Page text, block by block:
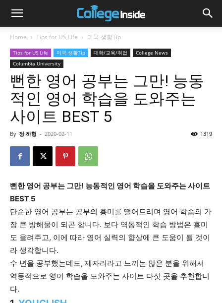
Home Tips for US Life 미국 생활Tip
Tips for US Life 미국 생활Tip 대학/교육/취업
College News
Columbia University
뻔한 영어 공부는 그만! 능동
적인 영어 학습을 도와주는
사이트 BEST 5
By 정 하형 - 2020-02-11 1319
뻔한 영어 공부는 그만! 능동적인 영어 학습을 도와주는 사이트
BEST 5
단순한 영어 공부는 공부의 흥미를 떨어트리며 영어 학습의 가
장 큰 방해물이 되곤 합니다. 보다 역동적인 학습 방법은 흥미
도 올려주고, 이에 따라 영어 실력의 향상에 큰 도움이 될 것이
라 생각합니다.
수 년을 공부했는데도, 제자리라고 느끼는 많은 분을 위해서
역동적으로 영어 학습을 도와주는 사이트 다섯 곳을 추천합니
다.